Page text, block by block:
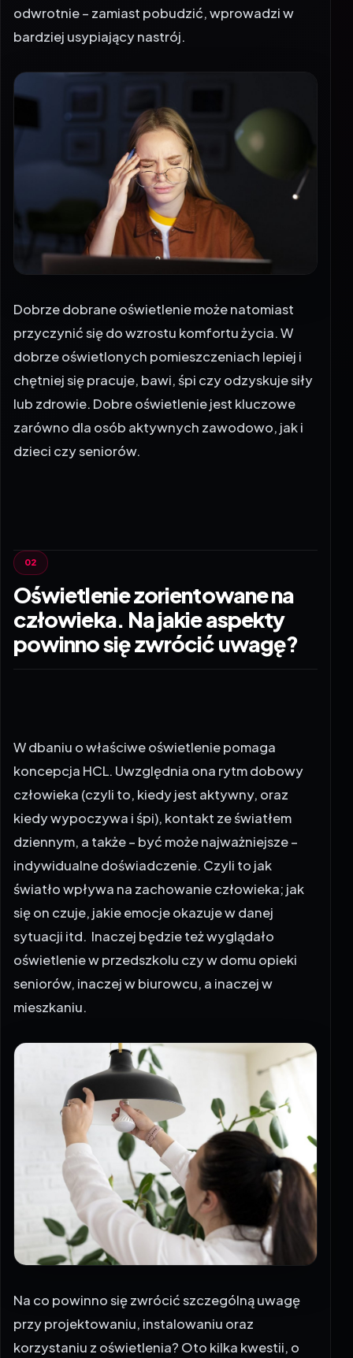
odwrotnie – zamiast pobudzić, wprowadzi w
bardziej usypiający nastrój.
Dobrze dobrane oświetlenie może natomiast
przyczynić się do wzrostu komfortu życia. W
dobrze oświetlonych pomieszczeniach lepiej i
chętniej się pracuje, bawi, śpi czy odzyskuje siły
lub zdrowie. Dobre oświetlenie jest kluczowe
zarówno dla osób aktywnych zawodowo, jak i
dzieci czy seniorów.
Oświetlenie zorientowane na
człowieka. Na jakie aspekty
powinno się zwrócić uwagę?
W dbaniu o właściwe oświetlenie pomaga
koncepcja HCL. Uwzględnia ona rytm dobowy
człowieka (czyli to, kiedy jest aktywny, oraz
kiedy wypoczywa i śpi), kontakt ze światłem
dziennym, a także – być może najważniejsze –
indywidualne doświadczenie. Czyli to jak
światło wpływa na zachowanie człowieka; jak
się on czuje, jakie emocje okazuje w danej
sytuacji itd. Inaczej będzie też wyglądało
oświetlenie w przedszkolu czy w domu opieki
seniorów, inaczej w biurowcu, a inaczej w
mieszkaniu.
Na co powinno się zwrócić szczególną uwagę
przy projektowaniu, instalowaniu oraz
korzystaniu z oświetlenia? Oto kilka kwestii, o